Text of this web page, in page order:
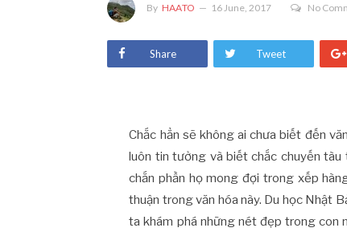
By HAATO 16 June, 2017 No
Share Tweet
Chắc hẳn sẽ không ai chưa biết đến
luôn tin tưởng và biết chắc chuyến
chắn phần họ mong đợi trong xếp
thuận trong văn hóa này. Du học Nhật
ta khám phá những nét đẹp trong con